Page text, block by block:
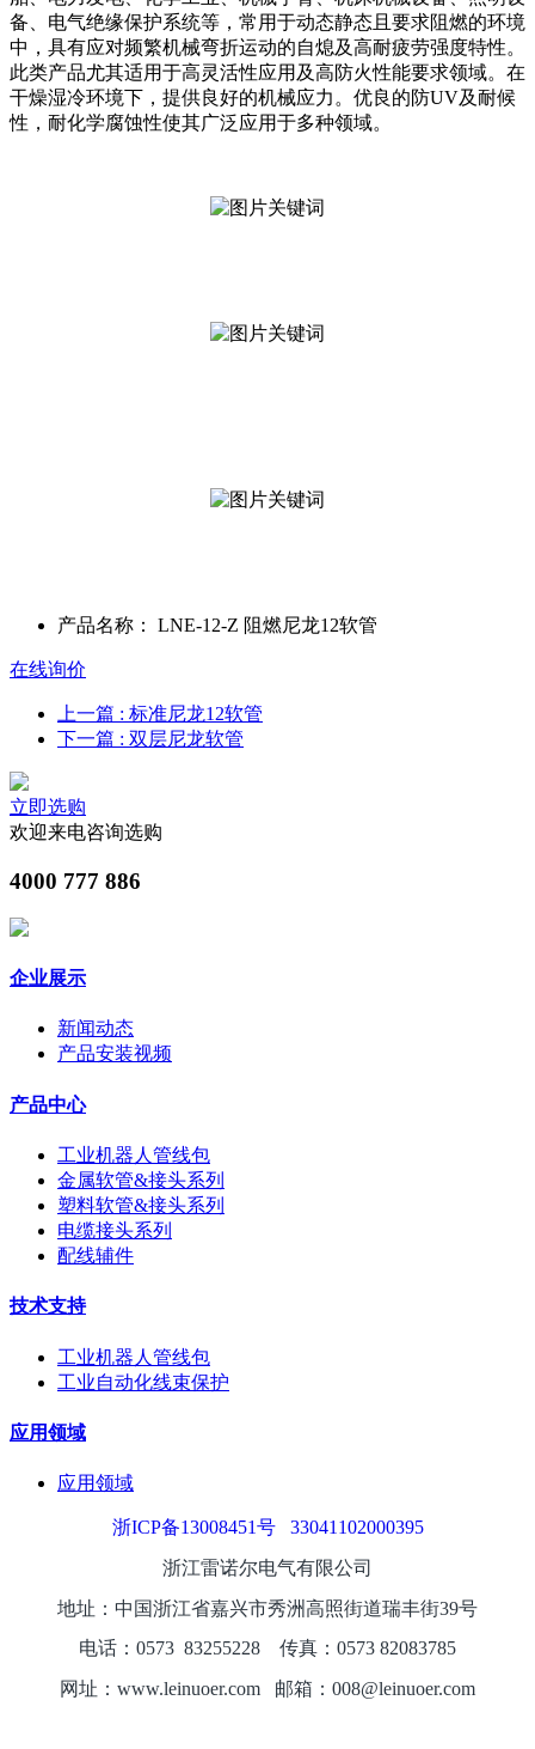
备、电气绝缘保护系统等，常用于动态静态且要求阻燃的环境
中，具有应对频繁机械弯折运动的自熄及高耐疲劳强度特性。
此类产品尤其适用于高灵活性应用及高防火性能要求领域。在
干燥湿冷环境下，提供良好的机械应力。优良的防UV及耐候
性，耐化学腐蚀性使其广泛应用于多种领域。
产品名称： LNE-12-Z 阻燃尼龙12软管
在线询价
上一篇 : 标准尼龙12软管
下一篇 : 双层尼龙软管
立即选购
欢迎来电咨询选购
4000 777 886
企业展示
新闻动态
产品安装视频
产品中心
工业机器人管线包
金属软管&接头系列
塑料软管&接头系列
电缆接头系列
配线辅件
技术支持
工业机器人管线包
工业自动化线束保护
应用领域
应用领域
浙ICP备13008451号
33041102000395
浙江雷诺尔电气有限公司
地址：中国浙江省嘉兴市秀洲高照街道瑞丰街39号
电话：0573 83255228
传真：0573 82083785
网址：www.leinuoer.com 邮箱：008@leinuoer.com